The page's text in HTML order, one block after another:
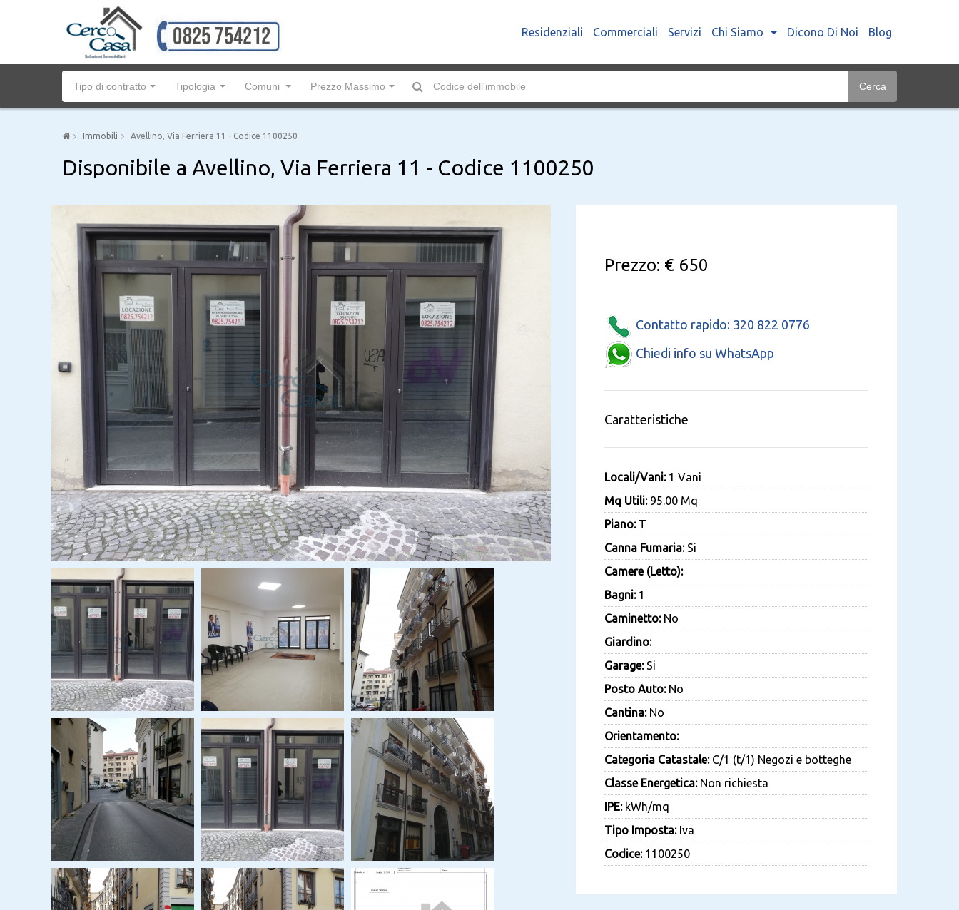
Residenziali Commerciali Servizi Chi Siamo Dicono Di Noi Blog
Tipo di contratto Tipologia Comuni Prezzo Massimo Cerca
Immobili Avellino, Via Ferriera 11 - Codice 1100250
Disponibile a Avellino, Via Ferriera 11 - Codice 1100250
Prezzo: € 650
Contatto rapido: 320 822 0776
Chiedi info su WhatsApp
Caratteristiche
Locali/Vani:1 Vani
Mq Utili:95.00 Mq
Piano:T
Canna Fumaria:Si
Camere (Letto):
Bagni:1
Caminetto:No
Giardino:
Garage:Si
Posto Auto:No
Cantina:No
Orientamento:
Categoria Catastale:C/1 (t/1) Negozi e botteghe
Classe Energetica:Non richiesta
IPE:kWh/mq
Tipo Imposta:Iva
Codice:1100250